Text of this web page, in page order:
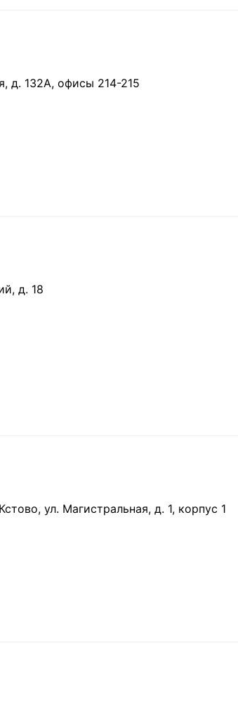
д. 132А, офисы 214-215
д. 18
ул. Магистральная, д. 1, корпус 1